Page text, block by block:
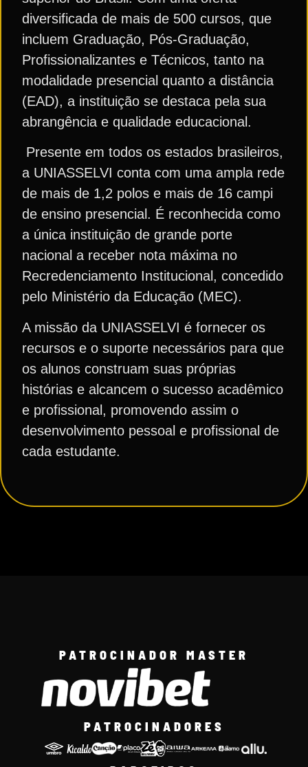
diversificada de mais de 500 cursos, que
incluem Graduação, Pós-Graduação,
Profissionalizantes e Técnicos, tanto na
modalidade presencial quanto a distância
(EAD), a instituição se destaca pela sua
abrangência e qualidade educacional.
Presente em todos os estados brasileiros,
a UNIASSELVI conta com uma ampla rede
de mais de 1,2 polos e mais de 16 campi
de ensino presencial. É reconhecida como
a única instituição de grande porte
nacional a receber nota máxima no
Recredenciamento Institucional, concedido
pelo Ministério da Educação (MEC).
A missão da UNIASSELVI é fornecer os
recursos e o suporte necessários para que
os alunos construam suas próprias
histórias e alcancem o sucesso acadêmico
e profissional, promovendo assim o
desenvolvimento pessoal e profissional de
cada estudante.
PATROCINADOR MASTER
PATROCINADORES